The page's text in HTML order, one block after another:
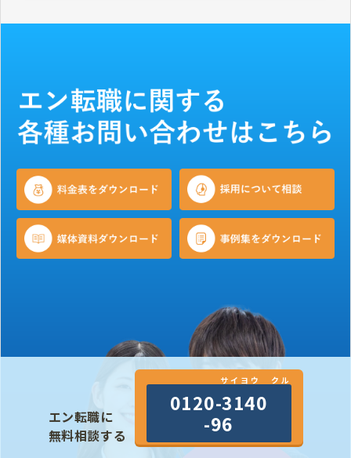
エン転職に
無料相談する
サイヨウ クル
0120-3140
-96